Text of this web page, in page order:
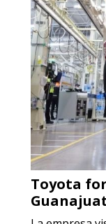
origen
para
de
Aplicar
Empresa
Requiere:
Toyota